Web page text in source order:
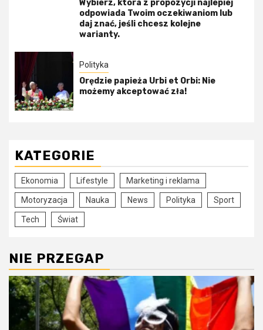
Wybierz, która z propozycji najlepiej
odpowiada Twoim oczekiwaniom lub
daj znać, jeśli chcesz kolejne
warianty.
Polityka
Orędzie papieża Urbi et Orbi: Nie
możemy akceptować zła!
KATEGORIE
Ekonomia Lifestyle Marketing i reklama
Motoryzacja Nauka News Polityka Sport
Tech Świat
NIE PRZEGAP